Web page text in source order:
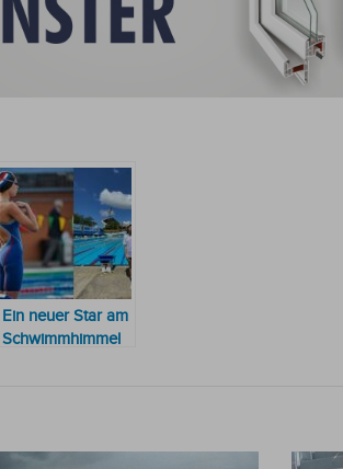
Ein neuer Star am
Schwimmhimmel